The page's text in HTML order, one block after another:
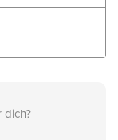
dich?